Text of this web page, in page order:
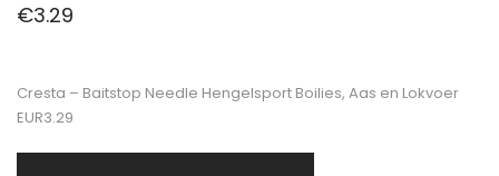
€3.29
Cresta – Baitstop Needle Hengelsport Boilies, Aas en Lokvoer
EUR3.29